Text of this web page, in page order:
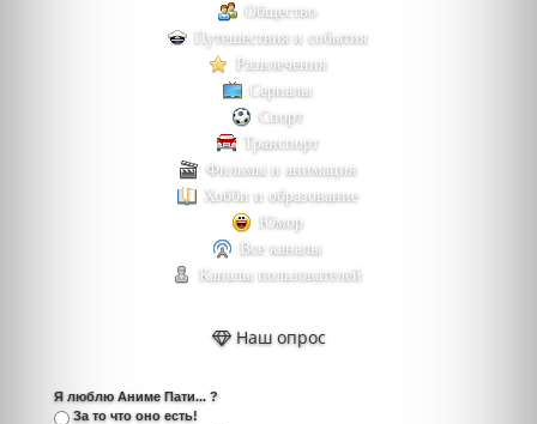
Общество
Путешествия и события
Развлечения
Сериалы
Спорт
Транспорт
Фильмы и анимация
Хобби и образование
Юмор
Все каналы
Каналы пользователей
Наш опрос
Я люблю Аниме Пати... ?
За то что оно есть!